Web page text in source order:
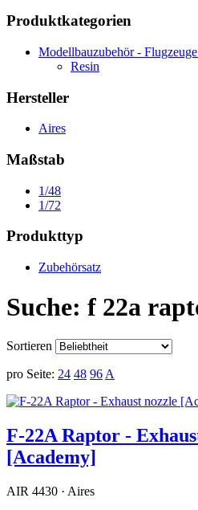
Produktkategorien
Modellbauzubehör - Flugzeuge
Resin
Hersteller
Aires
Maßstab
1/48
1/72
Produkttyp
Zubehörsatz
Suche: f 22a
Sortieren
pro Seite: 24 48 96 A
F-22A Raptor -
[Academy]
AIR 4430 · Aires